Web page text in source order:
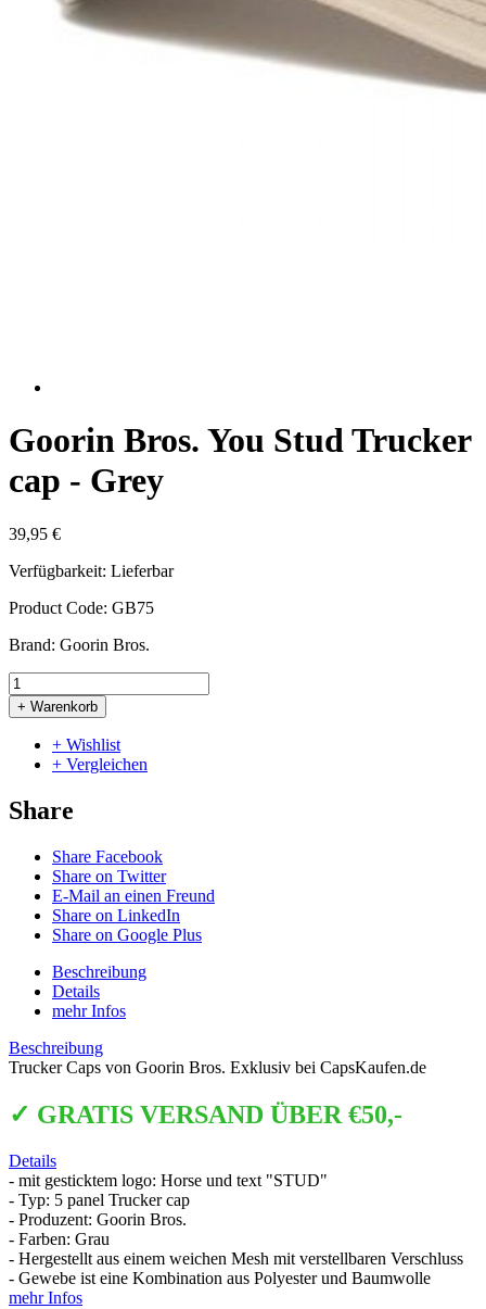
Goorin Bros. You Stud Trucker
cap - Grey
39,95 €
Verfügbarkeit: Lieferbar
Product Code: GB75
Brand: Goorin Bros.
+ Warenkorb
+ Wishlist
+ Vergleichen
Share
Share Facebook
Share on Twitter
E-Mail an einen Freund
Share on LinkedIn
Share on Google Plus
Beschreibung
Details
mehr Infos
Beschreibung
Trucker Caps von Goorin Bros. Exklusiv bei CapsKaufen.de
✓ GRATIS VERSAND ÜBER €50,-
Details
- mit gesticktem logo: Horse und text "STUD"
- Typ: 5 panel Trucker cap
- Produzent: Goorin Bros.
- Farben: Grau
- Hergestellt aus einem weichen Mesh mit verstellbaren Verschluss
- Gewebe ist eine Kombination aus Polyester und Baumwolle
mehr Infos